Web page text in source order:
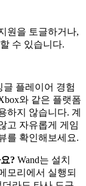
원을 토글하거나,
수 있습니다.
글 플레이어 경험
와 같은 플랫폼
하지 않습니다. 계
고 자유롭게 게임
를 확인해보세요.
? Wand는 설치
모리에서 실행되